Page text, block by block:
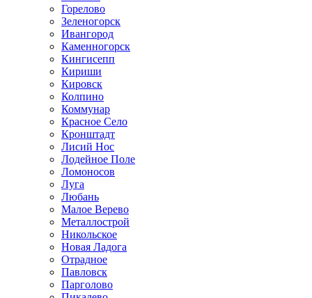
Горелово
Зеленогорск
Ивангород
Каменногорск
Кингисепп
Кириши
Кировск
Колпино
Коммунар
Красное Село
Кронштадт
Лисий Нос
Лодейное Поле
Ломоносов
Луга
Любань
Малое Верево
Металлострой
Никольское
Новая Ладога
Отрадное
Павловск
Парголово